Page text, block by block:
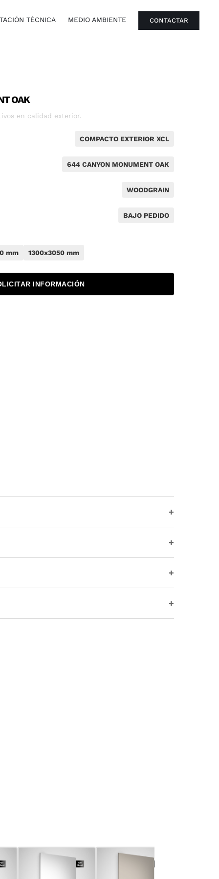
TÉCNICA MEDIO AMBIENTE CONTACTAR
OAK
en calidad exterior.
COMPACTO EXTERIOR XCL
644 CANYON MONUMENT OAK
WOODGRAIN
BAJO PEDIDO
mm 1300x3050 mm
INFORMACIÓN